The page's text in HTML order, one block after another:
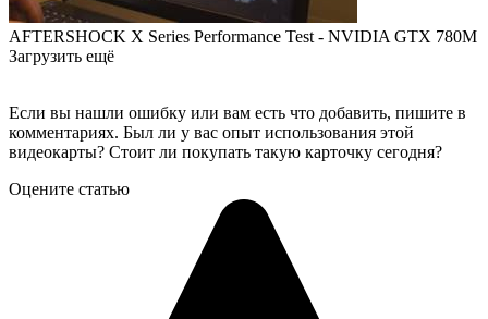
AFTERSHOCK X Series Performance Test - NVIDIA GTX 780M
Загрузить ещё
Если вы нашли ошибку или вам есть что добавить, пишите в
комментариях. Был ли у вас опыт использования этой
видеокарты? Стоит ли покупать такую карточку сегодня?
Оцените статью